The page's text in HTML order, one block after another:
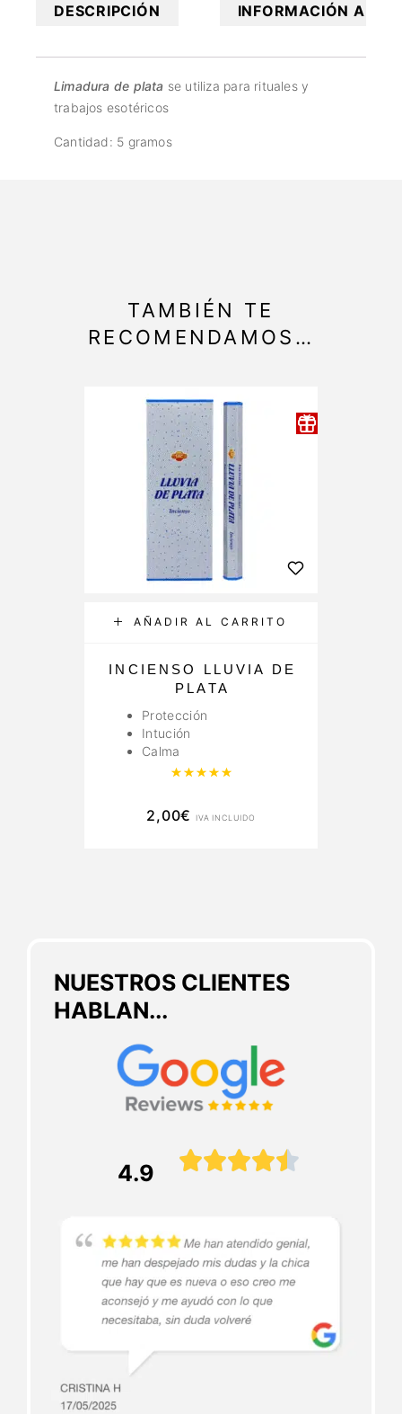
DESCRIPCIÓN INFORMACIÓN
Limadura de plata se utiliza para rituales y
trabajos esotéricos
Cantidad: 5 gramos
NUESTROS CLIENTES
HABLAN...
4.9 
TAMBIÉN TE
RECOMENDAMOS…
AÑADIR AL CARRITO
INCIENSO LLUVIA DE
PLATA
Protección
Intución
Calma
Valorado con
2,00€ IVA INCLUIDO